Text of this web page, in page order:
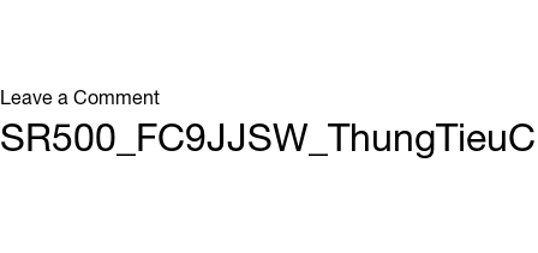
Leave a Commenton
SR500_FC9JJSW_ThungTieuChuan_5